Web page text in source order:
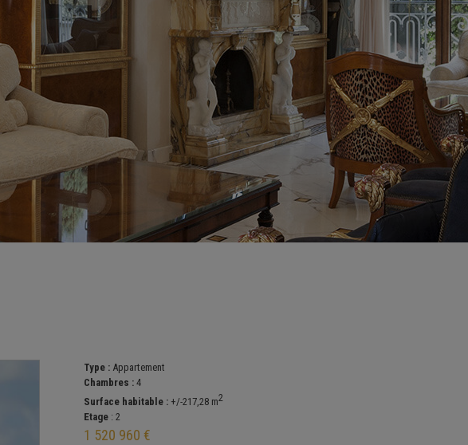
Type : Appartement
Chambres : 4
Surface habitable : +/-217,28 m2
Etage : 2
1 520 960 €